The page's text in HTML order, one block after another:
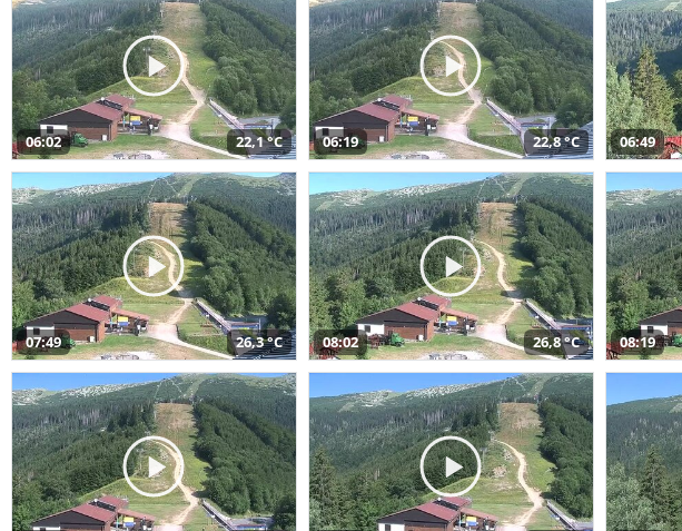
06:02 22,1 °C 06:19 22,8 °C 06:49
07:49 26,3 °C 08:02 26,8 °C 08:19